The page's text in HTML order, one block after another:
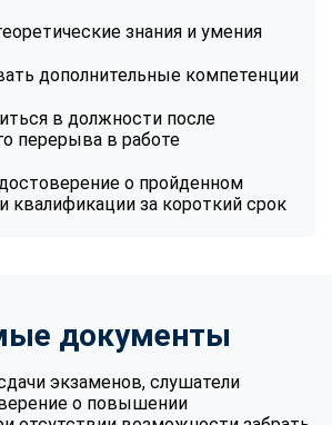
знания и умения
дополнительные компетенции
в должности после
перерыва в работе
о пройденном
квалификации за короткий срок
документы
экзаменов, слушатели
о повышении